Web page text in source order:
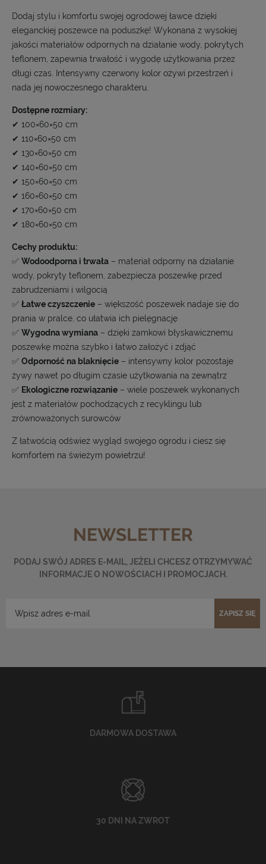
Dodaj stylu i komfortu swojej ogrodowej ławce dzięki
eleganckiej poszewce na poduszkę! Wykonana z wysokiej
jakości materiałów odpornych na działanie wody, pokrytych
teflonem, zapewnia trwałość i wygodę użytkowania przez
długi czas. Intensywny czerwony kolor ożywi przestrzeń i
nada jej nowoczesnego charakteru.
Dostępne rozmiary:
✔ 100×60×50 cm
✔ 110×60×50 cm
✔ 130×60×50 cm
✔ 140×60×50 cm
✔ 150×60×50 cm
✔ 160×60×50 cm
✔ 170×60×50 cm
✔ 180×60×50 cm
Cechy produktu:
✅ Wodoodporna i trwała – materiał odporny na działanie
wody, pokryty teflonem, zabezpiecza poszewkę przed
zabrudzeniami i wilgocią
✅ Łatwe czyszczenie – większość poszewek nadaje się do
prania w pralce, co ułatwia ich pielęgnację
✅ Wygodna wymiana – dzięki zamkowi błyskawicznemu
poszewkę można szybko i łatwo założyć i zdjąć
✅ Odporność na blaknięcie – intensywny kolor pozostaje
żywy nawet po długim czasie użytkowania na zewnątrz
✅ Ekologiczne rozwiązanie – wiele poszewek wykonanych
jest z materiałów pochodzących z recyklingu lub
zrównoważonych surowców
Z łatwością odśwież wygląd swojego ogrodu i ciesz się
komfortem na świeżym powietrzu!
NEWSLETTER
PODAJ SWÓJ ADRES E-MAIL, JEŻELI CHCESZ OTRZYMYWAĆ
INFORMACJE O NOWOŚCIACH I PROMOCJACH.
ZAPISZ SIĘ
DARMOWA DOSTAWA
30 DNI NA ZWROT